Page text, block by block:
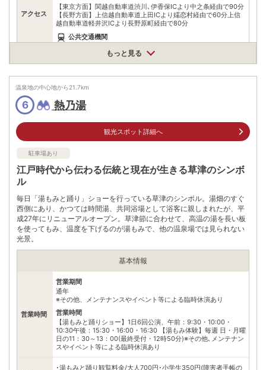
アクセス
【東京方面】関越自動車道渋川､伊香保ICより中之条経由で90分
【長野方面】上信越自動車道上田ICより嬬恋村経由で60分上信
越自動車道軽井沢ICより長野原町経由で80分
公共交通機関
JR吾妻線長野原草津口駅よりその他(バス)で約20分電車利用JR
長野新幹線軽井沢駅よりバスで約60分
駐車場 無料（100台）
電話番号 0279883271
問合せください。
※ 料金情報は税込・税抜表記が混ざっております。正しい金額はご利用前にご
自身でお問合せください。
もっと見る
温泉地の中心地から21.7km
6 熱乃湯
観光スポット詳細へ
駐車場あり
江戸時代から伝わる伝統と現在が生きる草津のシンボ
ル
毎日「湯もみと踊り」ショーを行っている草津のシンボル。湯畑のすぐ
西側にあり、かつては時間湯、共同浴場として浴客に親しまれたが、平
成27年にリニューアルオープン。草津節に合わせて、高温の湯を長い板
を使ってもみ、温度を下げるのが湯もみで、他の温泉場では見られない
光景。
基本情報
営業時間
営業期間
通年
※その他、メンテナンスやイベント等による臨時休演あり
営業時間
【湯もみと踊りショー】1日6回公演、午前：9:30・10:00・
10:30午後：15:30・16:00・16:30 【湯もみ体験】毎週 日・月曜
日の11：30～13：00(最終受付・12時50分)※その他､メンテナン
スやイベント等による臨時休演あり
･湯もみと踊り観覧料金/大人700円･小学生350円(障害者手帳の